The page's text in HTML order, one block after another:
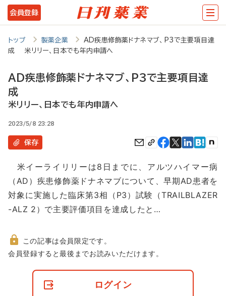
メ
イ
コ
テ
ツ
に
会員登録
トップ 製薬企業
AD疾患修飾薬ドナネマブ、P3で主要項目達
成 米リリー、日本でも年内申請へ
AD疾患修飾薬ドナネマブ、P3で主要項目達
成
米リリー、日本でも年内申請へ
2023/5/8 23:28
保存
米イーライリリーは8日までに、アルツハイマー病
（AD）疾患修飾薬ドナネマブについて、早期AD患者を
対象に実施した臨床第3相（P3）試験（TRAILBLAZER
-ALZ 2）で主要評価項目を達成したと…
非
この記事は会員限定です。
会員登録すると最後までお読みいただけます。
ログイン